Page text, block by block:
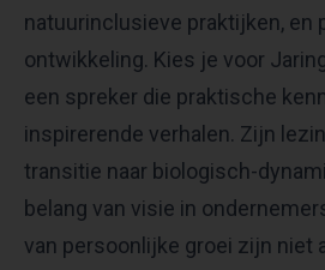
natuurinclusieve praktijken, en
ontwikkeling. Kies je voor
een spreker die praktische
inspirerende verhalen. Zijn
transitie naar biologisch-
belang van visie in
van persoonlijke groei zijn niet